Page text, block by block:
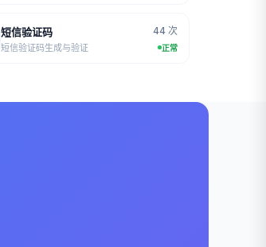
短信验证码
短信验证码生成与验证
44 次
正常